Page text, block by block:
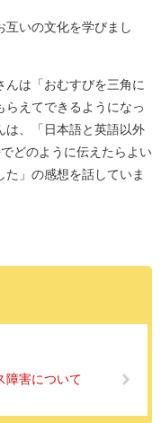
いの文化を学びまし
は「おむすびを三角に
えてできるようになっ
は、「日本語と英語以外
どのように伝えたらよい
」の感想を話していま
障害について